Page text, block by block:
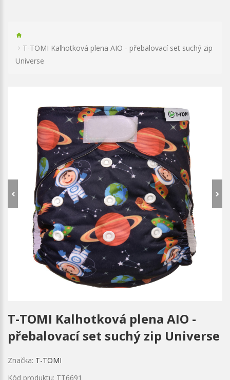
T-TOMI Kalhotková plena AIO - přebalovací set suchý zip
Universe
T-TOMI Kalhotková plena AIO -
přebalovací set suchý zip Universe
Značka: T-TOMI
Kód produktu: TT6691